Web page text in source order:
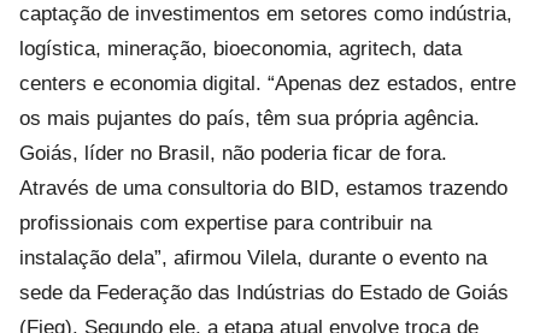
captação de investimentos em setores como indústria,
logística, mineração, bioeconomia, agritech, data
centers e economia digital. “Apenas dez estados, entre
os mais pujantes do país, têm sua própria agência.
Goiás, líder no Brasil, não poderia ficar de fora.
Através de uma consultoria do BID, estamos trazendo
profissionais com expertise para contribuir na
instalação dela”, afirmou Vilela, durante o evento na
sede da Federação das Indústrias do Estado de Goiás
(Fieg). Segundo ele, a etapa atual envolve troca de